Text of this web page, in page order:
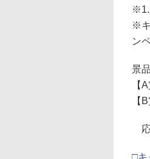
※
ン
景
【
【
応
□キ